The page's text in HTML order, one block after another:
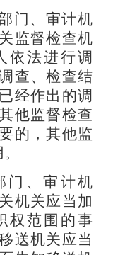
门、审计机
监督检查机
依法进行调
查、检查结
经作出的调
他监督检查
的，其他监
门、审计机
机关应当加
权范围的事
送机关应当